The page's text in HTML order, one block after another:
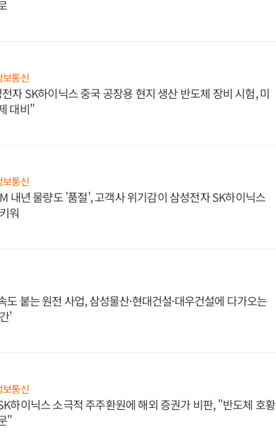
보통신
자 SK하이닉스 중국 공장용 현지 생산 반도체 장비 시험, 미
대비"
보통신
내년 물량도 '품절', 고객사 위기감이 삼성전자 SK하이닉스
워
도 붙는 원전 사업, 삼성물산·현대건설·대우건설에 다가오는
'
보통신
하이닉스 소극적 주주환원에 해외 증권가 비판, "반도체 호황
"